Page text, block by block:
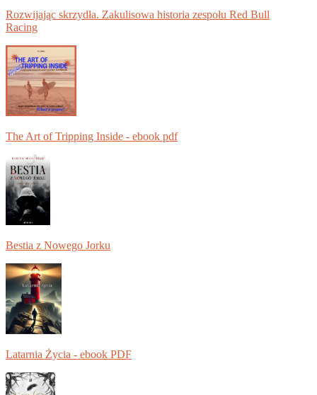
Rozwijając skrzydła. Zakulisowa historia zespołu Red Bull
Racing
The Art of Tripping Inside - ebook pdf
Bestia z Nowego Jorku
Latarnia Życia - ebook PDF